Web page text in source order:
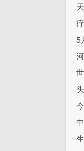
疗
5